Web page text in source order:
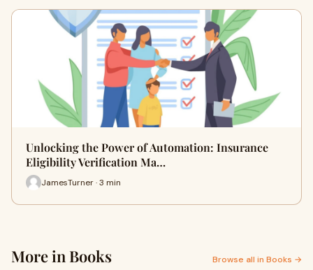
Unlocking the Power of Automation: Insurance
Eligibility Verification Ma…
JamesTurner · 3 min
More in Books Browse all in Books →